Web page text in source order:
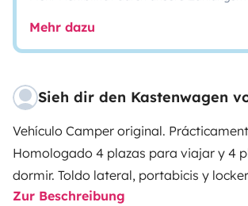
Mehr dazu
Sieh dir den Kastenwagen
Vehículo Camper original.
Homologado 4 plazas para viajar y 4
dormir. Toldo lateral, portabicis y
Thule en todas las puertas. Cierre
Zur Beschreibung